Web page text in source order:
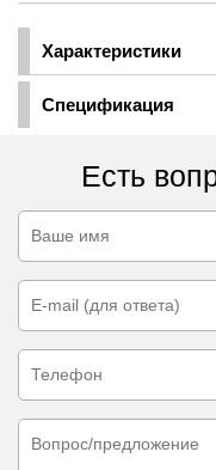
Характеристики
Спецификация
Есть